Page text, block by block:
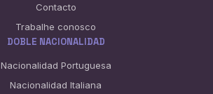
Contacto
Trabalhe conosco
DOBLE NACIONALIDAD
Nacionalidad Portuguesa
Nacionalidad Italiana